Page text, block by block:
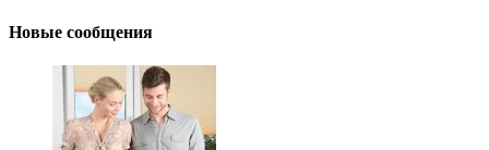
Новые сообщения